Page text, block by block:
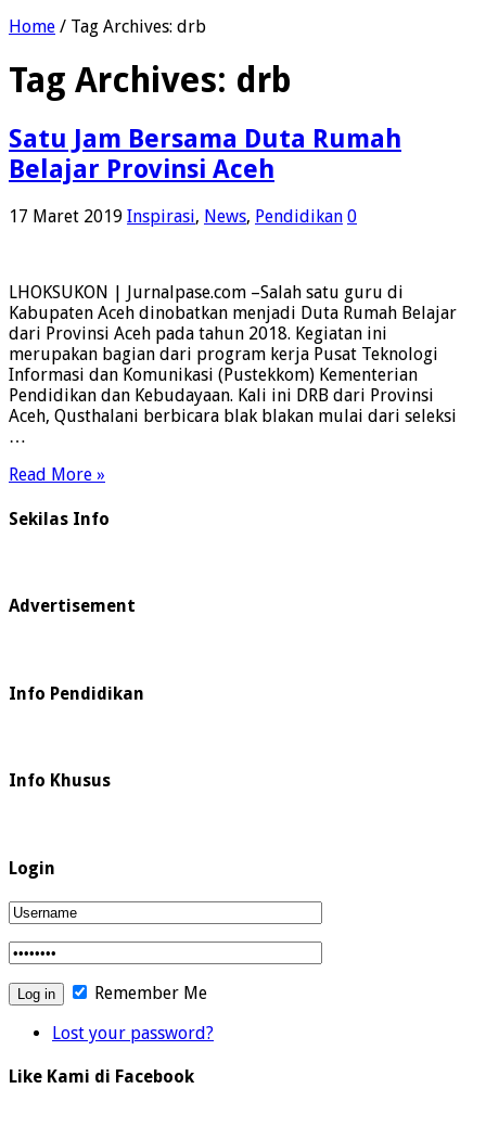
Home / Tag Archives: drb
Tag Archives: drb
Satu Jam Bersama Duta Rumah
Belajar Provinsi Aceh
17 Maret 2019 Inspirasi, News, Pendidikan 0
LHOKSUKON | Jurnalpase.com –Salah satu guru di
Kabupaten Aceh dinobatkan menjadi Duta Rumah Belajar
dari Provinsi Aceh pada tahun 2018. Kegiatan ini
merupakan bagian dari program kerja Pusat Teknologi
Informasi dan Komunikasi (Pustekkom) Kementerian
Pendidikan dan Kebudayaan. Kali ini DRB dari Provinsi
Aceh, Qusthalani berbicara blak blakan mulai dari seleksi
…
Read More »
Sekilas Info
Advertisement
Info Pendidikan
Info Khusus
Login
Remember Me
Lost your password?
Like Kami di Facebook